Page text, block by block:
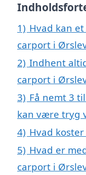
1) Hvad kan
carport i
2) Indhent
carport i
3) Få nemt 3
kan være tryg
4) Hvad
5) Hvad er
carport i